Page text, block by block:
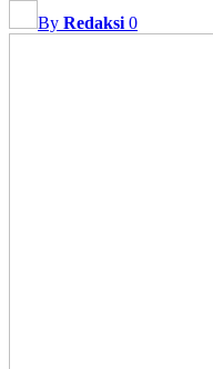
By Redaksi 0